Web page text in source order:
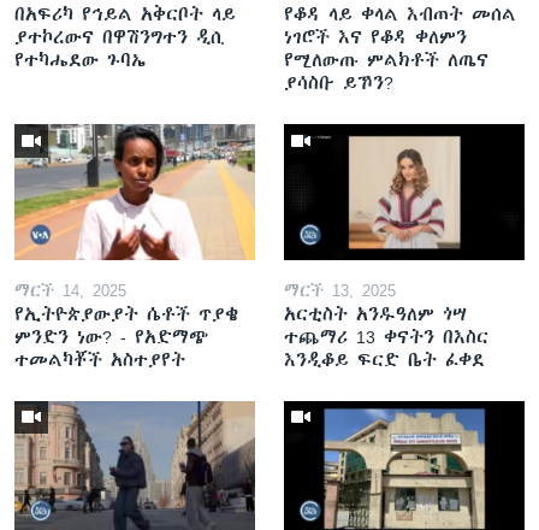
በአፍሪካ የኅይል አቅርቦት ላይ
ያተኮረውና በዋሽንግተን ዲሲ
የተካሔደው ጉባኤ
የቆዳ ላይ ቀላል እብጠት መሰል
ነገሮች እና የቆዳ ቀለምን
የሚለውጡ ምልክቶች ለጤና
ያሳስቡ ይኾን?
ማርች 14, 2025
የኢትዮጵያውያት ሴቶች ጥያቄ
ምንድን ነው? - የአድማጭ
ተመልካቾች አስተያየት
ማርች 13, 2025
አርቲስት አንዱዓለም ጎሣ
ተጨማሪ 13 ቀናትን በእስር
እንዲቆይ ፍርድ ቤት ፈቀደ